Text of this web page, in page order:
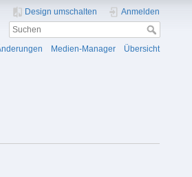
Design umschalten Anmelden
Medien-Manager Übersicht